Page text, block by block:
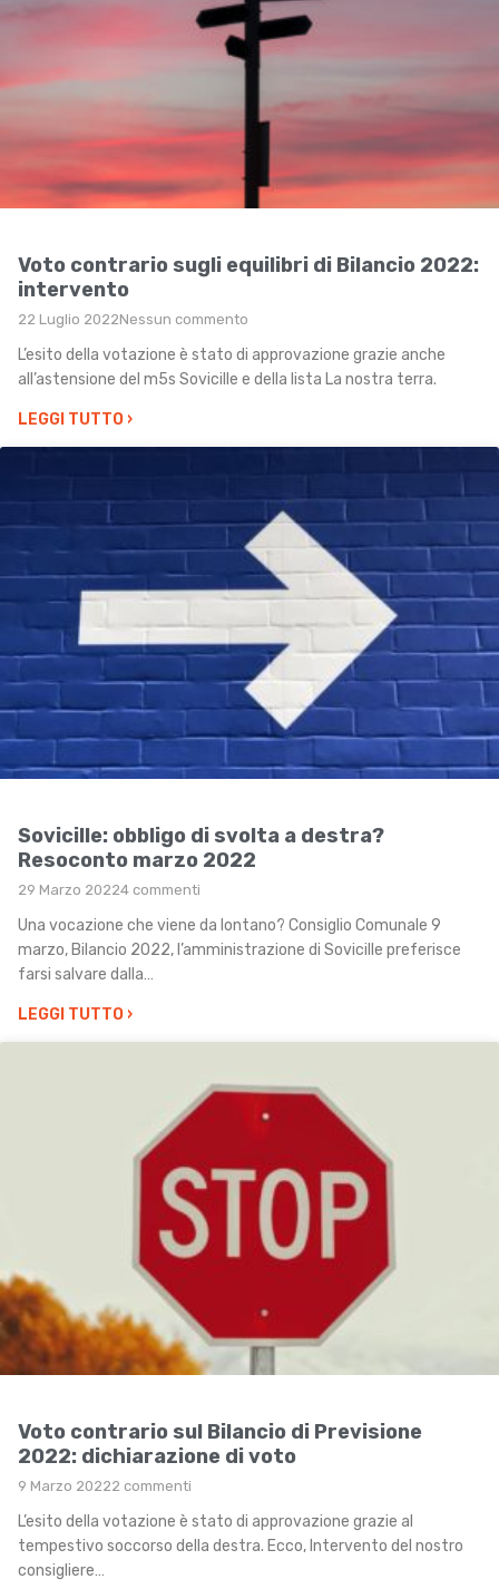
Voto contrario sugli equilibri di Bilancio 2022:
intervento
22 Luglio 2022Nessun commento
L’esito della votazione è stato di approvazione grazie anche
all’astensione del m5s Sovicille e della lista La nostra terra.
LEGGI TUTTO ›
Sovicille: obbligo di svolta a destra?
Resoconto marzo 2022
29 Marzo 20224 commenti
Una vocazione che viene da lontano? Consiglio Comunale 9
marzo, Bilancio 2022, l’amministrazione di Sovicille preferisce
farsi salvare dalla…
LEGGI TUTTO ›
Voto contrario sul Bilancio di Previsione
2022: dichiarazione di voto
9 Marzo 20222 commenti
L’esito della votazione è stato di approvazione grazie al
tempestivo soccorso della destra. Ecco, Intervento del nostro
consigliere…